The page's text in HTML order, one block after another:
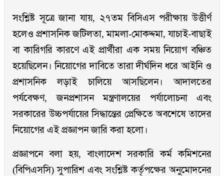
সংশ্লিষ্ট সূত্রে জানা যায়, ২৭তম বিসিএস পরীক্ষায় উত্তীর্ণ
হলেও প্রশাসনিক জটিলতা, মামলা-মোকদ্দমা, যাচাই-বাছাই
বা কারিগরি কারণে এই প্রার্থীরা এক সময় নিয়োগ বঞ্চিত
হয়েছিলেন। নিয়োগের দাবিতে তারা দীর্ঘদিন ধরে আইনি ও
প্রশাসনিক লড়াই চালিয়ে আসছিলেন। আদালতের
পর্যবেক্ষণ, জনপ্রশাসন মন্ত্রণালয়ের পর্যালোচনা এবং
সরকারের উচ্চপর্যায়ের সিদ্ধান্তের প্রেক্ষিতে অবশেষে তাদের
নিয়োগের এই প্রজ্ঞাপন জারি করা হলো।
প্রজ্ঞাপনে বলা হয়, বাংলাদেশ সরকারি কর্ম কমিশনের
(বিপিএসসি) সুপারিশ এবং সংশ্লিষ্ট কর্তৃপক্ষের অনুমোদনের